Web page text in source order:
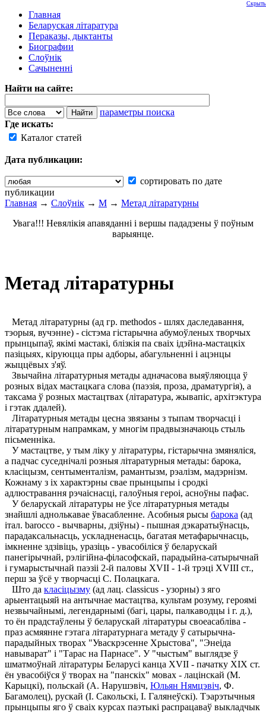
Главная
Беларуская літаратура
Пераказы, дыктанты
Биографии
Слоўнік
Сачыненні
Найти на сайте:
параметры поиска
Где искать:
Каталог статей
Дата публикации:
сортировать по дате
публикации
Скрыть
Главная → Слоўнік → М → Метад літаратурны
Увага!!! Невялікія апавяданні і вершы пададзены ў поўным
варыянце.
Метад літаратурны
Метад літаратурны (ад гр. methodos - шлях даследавання,
тэорыя, вучэнне) - сістэма гістарычна абумоўленых творчых
прынцыпаў, якімі мастакі, блізкія па сваіх ідэйна-мастацкіх
пазіцыях, кіруюцца пры адборы, абагульненні і ацэнцы
жыццёвых з'яў.
Звычайна літаратурныя метады адначасова выяўляюцца ў
розных відах мастацкага слова (паэзія, проза, драматургія), а
таксама ў розных мастацтвах (літаратура, жывапіс, архітэктура
і гэтак ддалей).
Літаратурныя метады цесна звязаны з тыпам творчасці і
літаратурным напрамкам, у многім прадвызначаюць стыль
пісьменніка.
У мастацтве, у тым ліку у літаратуры, гістарычна змяняліся,
а падчас суседнічалі розныя літаратурныя метады: барока,
класіцызм, сентыменталізм, рамантызм, рэалізм, мадэрнізм.
Кожнаму з іх характэрны свае прынцыпы і сродкі
адлюстравання рэчаіснасці, галоўныя героі, асноўны пафас.
У беларускай літаратуры не ўсе літаратурныя метады
знайшлі аднолькавае ўвасабленне. Асобныя рысы барока (ад
італ. barocco - вычварны, дзіўны) - пышная дэкаратыўнасць,
парадаксальнасць, ускладненасць, багатая метафарычнасць,
імкненне здзівіць, уразіць - увасобіліся ў беларускай
панегірычнай, рэлігійна-філасофскай, парадыйна-сатырычнай
і гумарыстычнай паэзіі 2-й паловы ХVІІ - 1-й трэці ХVІІІ ст.,
перш за ўсё у творчасці С. Полацкага.
Што да класіцызму (ад лац. classicus - узорны) з яго
арыентацыяй на антычнае мастацтва, культам розуму, героямі
незвычайнымі, легендарнымі (багі, цары, палкаводцы і г. д.),
то ён прадстаўлены ў беларускай літаратуры своеасабліва -
праз асмяянне гэтага літаратурнага метаду ў сатырычна-
парадыйных творах "Уваскрэсенне Хрыстова", "Энеіда
навыварат" і "Тарас на Парнасе". У "чыстым" выглядзе ў
шматмоўнай літаратуры Беларусі канца ХVІІ - пачатку ХІХ ст.
ён увасобіўся ў творах на "панскіх" мовах - лацінскай (М.
Карыцкі), польскай (А. Нарушэвіч, Юльян Нямцэвіч, Ф.
Багамолец), рускай (І. Сакольскі, І. Галянеўскі). Тэарэтычныя
прынцыпы яго ў сваіх курсах паэтыкі распрацаваў выкладчык